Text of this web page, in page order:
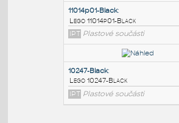
Lego 63869-LtBluishGray
IPT Plastové součásti
11016-Black:
Lego 11016-Black
IPT Plastové součásti